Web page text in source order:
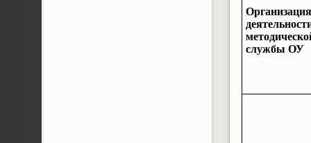
Организация
службы ОУ